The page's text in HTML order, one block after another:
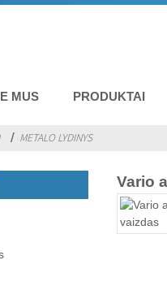
MUS PRODUKTAI
METALO LYDINYS
Vario